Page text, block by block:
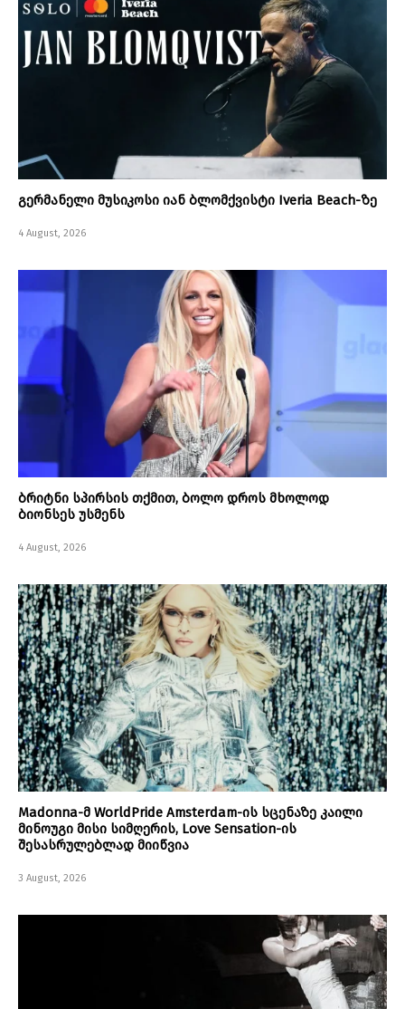
გერმანელი მუსიკოსი იან ბლომქვისტი Iveria Beach-ზე
4 August, 2026
ბრიტნი სპირსის თქმით, ბოლო დროს მხოლოდ
ბიონსეს უსმენს
4 August, 2026
Madonna-მ WorldPride Amsterdam-ის სცენაზე კაილი
მინოუგი მისი სიმღერის, Love Sensation-ის
შესასრულებლად მიიწვია
3 August, 2026